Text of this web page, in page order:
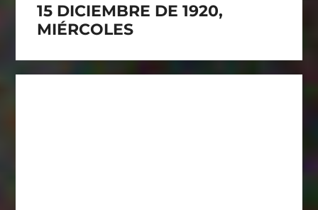
15 DICIEMBRE DE 1920,
MIÉRCOLES